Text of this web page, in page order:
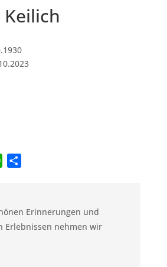
WhatsApp
Erinnerungen und
Erlebnissen nehmen wir